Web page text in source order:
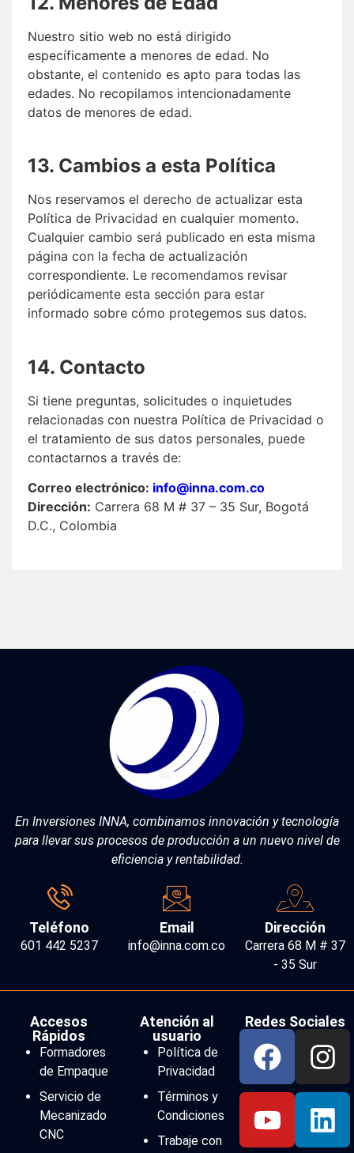
Nuestro sitio web no está dirigido
específicamente a menores de edad. No
obstante, el contenido es apto para todas las
edades. No recopilamos intencionadamente
datos de menores de edad.
13. Cambios a esta Política
Nos reservamos el derecho de actualizar esta
Política de Privacidad en cualquier momento.
Cualquier cambio será publicado en esta misma
página con la fecha de actualización
correspondiente. Le recomendamos revisar
periódicamente esta sección para estar
informado sobre cómo protegemos sus datos.
14. Contacto
Si tiene preguntas, solicitudes o inquietudes
relacionadas con nuestra Política de Privacidad o
el tratamiento de sus datos personales, puede
contactarnos a través de:
Correo electrónico: info@inna.com.co
Dirección: Carrera 68 M # 37 – 35 Sur, Bogotá
D.C., Colombia
En Inversiones INNA, combinamos innovación y tecnología
para llevar sus procesos de producción a un nuevo nivel de
eficiencia y rentabilidad.
Teléfono
601 442 5237
Email
info@inna.com.co
Dirección
Carrera 68 M # 37
- 35 Sur
Accesos
Rápidos
Formadores
de Empaque
Servicio de
Mecanizado
CNC
Atención al
usuario
Política de
Privacidad
Términos y
Condiciones
Trabaje con
Redes Sociales